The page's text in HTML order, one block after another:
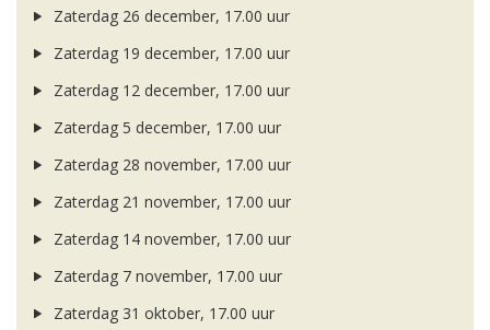
Zaterdag 26 december, 17.00 uur
Zaterdag 19 december, 17.00 uur
Zaterdag 12 december, 17.00 uur
Zaterdag 5 december, 17.00 uur
Zaterdag 28 november, 17.00 uur
Zaterdag 21 november, 17.00 uur
Zaterdag 14 november, 17.00 uur
Zaterdag 7 november, 17.00 uur
Zaterdag 31 oktober, 17.00 uur